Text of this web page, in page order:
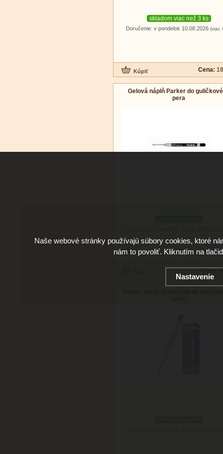
skladom viac než 3 ks
Doručenie: v pondelok 10.08.2026 (viac
Cena:
Gelová náplň Parker do
pera
Cena:
Naše webové stránky používajú súbory cookies, ktoré
nám to povoliť. Kliknutím na
Nastavenie